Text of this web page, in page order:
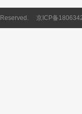
Reserved. 京ICP备